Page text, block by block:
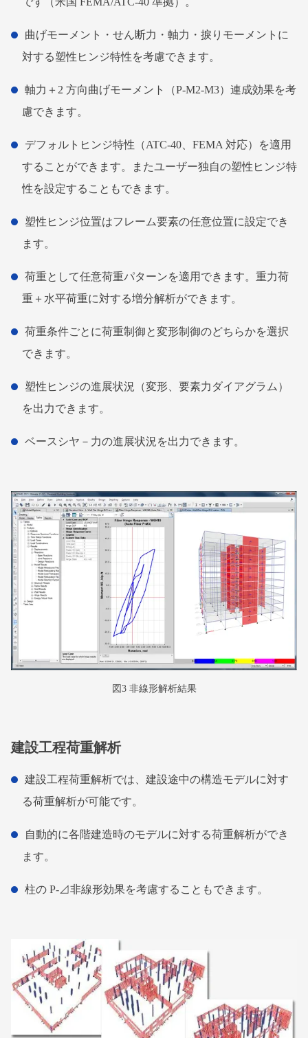
曲げモーメント・せん断力・軸力・捩りモーメントに
対する塑性ヒンジ特性を考慮できます。
軸力＋2 方向曲げモーメント（P-M2-M3）連成効果を考
慮できます。
デフォルトヒンジ特性（ATC-40、FEMA 対応）を適用
することができます。またユーザー独自の塑性ヒンジ特
性を設定することもできます。
塑性ヒンジ位置はフレーム要素の任意位置に設定でき
ます。
荷重として任意荷重パターンを適用できます。重力荷
重＋水平荷重に対する増分解析ができます。
荷重条件ごとに荷重制御と変形制御のどちらかを選択
できます。
塑性ヒンジの進展状況（変形、要素力ダイアグラム）
を出力できます。
ベースシヤ－力の進展状況を出力できます。
図3 非線形解析結果
建設工程荷重解析
建設工程荷重解析では、建設途中の構造モデルに対す
る荷重解析が可能です。
自動的に各階建造時のモデルに対する荷重解析ができ
ます。
柱の P-⊿非線形効果を考慮することもできます。